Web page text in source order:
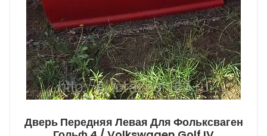
Дверь Передняя Левая Для Фольксваген